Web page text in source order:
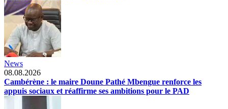
News
08.08.2026
Cambérène : le maire Doune Pathé Mbengue renforce les
appuis sociaux et réaffirme ses ambitions pour le PAD